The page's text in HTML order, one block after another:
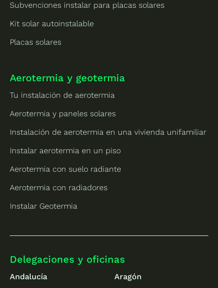
Subvenciones instalar para placas solares
Kit solar autoinstalable
Placas solares
Aerotermia y geotermia
Tu instalación de aerotermia
Aerotermia y paneles solares
Instalación de aerotermia en una vivienda unifamiliar
Instalar aerotermia en un piso
Aerotermia con suelo radiante
Aerotermia con radiadores
Instalar Geotermia
Delegaciones y oficinas
Andalucía
Aragón